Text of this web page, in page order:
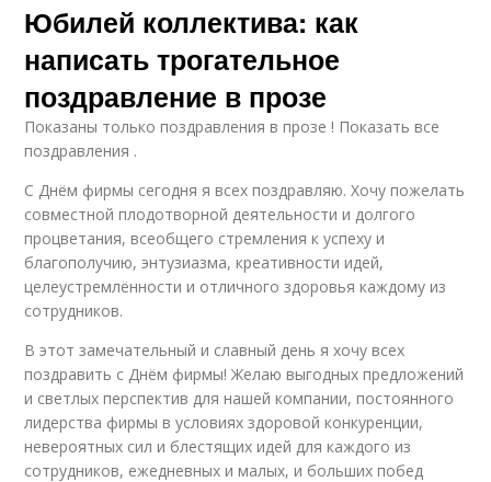
Юбилей коллектива: как
написать трогательное
поздравление в прозе
Показаны только поздравления в прозе ! Показать все
поздравления .
С Днём фирмы сегодня я всех поздравляю. Хочу пожелать
совместной плодотворной деятельности и долгого
процветания, всеобщего стремления к успеху и
благополучию, энтузиазма, креативности идей,
целеустремлённости и отличного здоровья каждому из
сотрудников.
В этот замечательный и славный день я хочу всех
поздравить с Днём фирмы! Желаю выгодных предложений
и светлых перспектив для нашей компании, постоянного
лидерства фирмы в условиях здоровой конкуренции,
невероятных сил и блестящих идей для каждого из
сотрудников, ежедневных и малых, и больших побед